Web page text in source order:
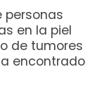
personas
en la piel
de tumores
encontrado